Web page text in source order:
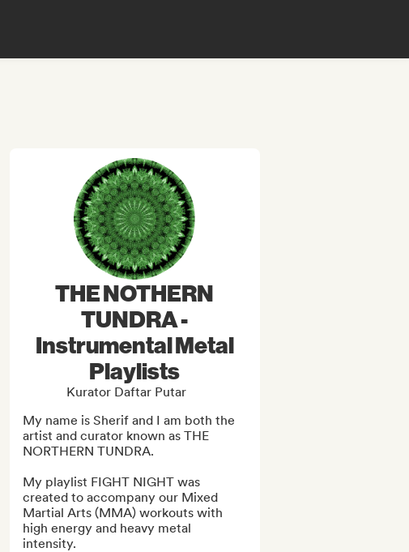
THE NOTHERN
TUNDRA -
Instrumental Metal
Playlists
Kurator Daftar Putar
My name is Sherif and I am both the
artist and curator known as THE
NORTHERN TUNDRA.
My playlist FIGHT NIGHT was
created to accompany our Mixed
Martial Arts (MMA) workouts with
high energy and heavy metal
intensity.